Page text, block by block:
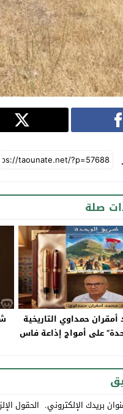
صلة
حمداوي التاريخية
على أمواج إذاعة فاس
بريدك الإلكتروني. الحقول